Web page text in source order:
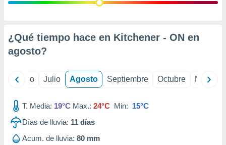
e
mediante
de
¿Qué tiempo hace en Kitchener - ON en
agosto?
Junio Julio Agosto Septiembre Octubre
T. Media: 19°C Max.: 24°C Min: 15°C
Días de lluvia: 11 días
Acum. de lluvia: 80 mm